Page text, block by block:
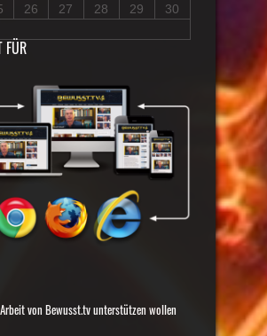
26 27 28 29
30
FÜR
von Bewusst.tv unterstützen wollen